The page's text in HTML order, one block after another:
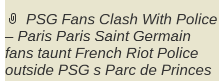
PSG Fans Clash With Police
– Paris Paris Saint Germain
fans taunt French Riot Police
outside PSG s Parc de Princes